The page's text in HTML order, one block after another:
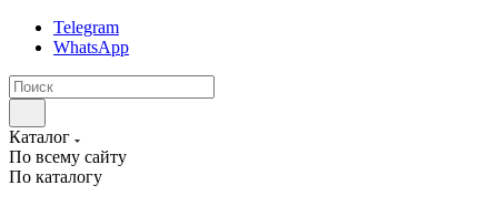
Telegram
WhatsApp
Каталог
По всему сайту
По каталогу